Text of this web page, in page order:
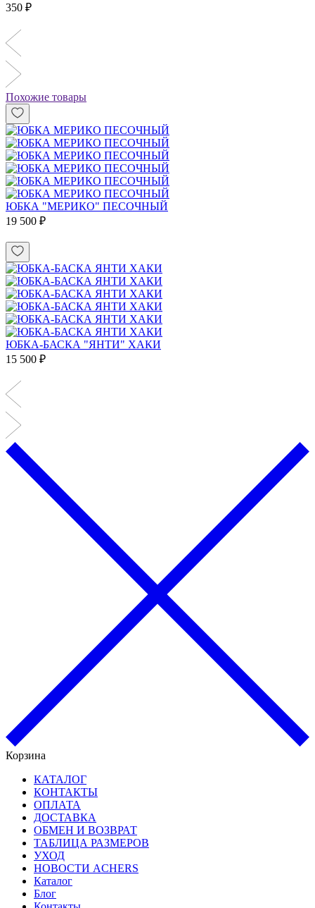
350 ₽
Похожие товары
ЮБКА "МЕРИКО" ПЕСОЧНЫЙ
19 500 ₽
ЮБКА-БАСКА "ЯНТИ" ХАКИ
15 500 ₽
Корзина
КАТАЛОГ
КОНТАКТЫ
ОПЛАТА
ДОСТАВКА
ОБМЕН И ВОЗВРАТ
ТАБЛИЦА РАЗМЕРОВ
УХОД
НОВОСТИ ACHERS
Каталог
Блог